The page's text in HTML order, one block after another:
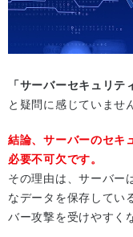
「サーバーセキュリテ
と疑問に感じていませ
結論、サーバーのセキ
必要不可欠です。
その理由は、サーバー
なデータを保存してい
バー攻撃を受けやすく